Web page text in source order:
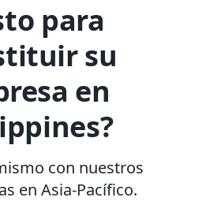
para
su
en
con nuestros
en Asia-Pacífico.